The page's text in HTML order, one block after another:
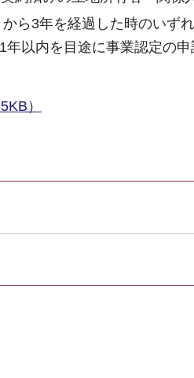
ら3年を経過した時のいず
以内を目途に事業認定の申
）